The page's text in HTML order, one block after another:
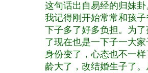
这句话出自易经的归妹卦
我记得刚开始常常和孩
下子多了好多负担。为
了现在也是一下子一大
身份变了，心态也不一
龄大了，改结婚生子了